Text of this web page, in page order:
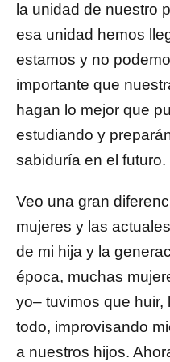
la unidad de nuestro
esa unidad hemos
estamos y no
importante que
hagan lo mejor que
estudiando y
sabiduría en el futuro.
Veo una gran
mujeres y las
de mi hija y la
época, muchas
yo– tuvimos que
todo, improvisando
a nuestros hijos.